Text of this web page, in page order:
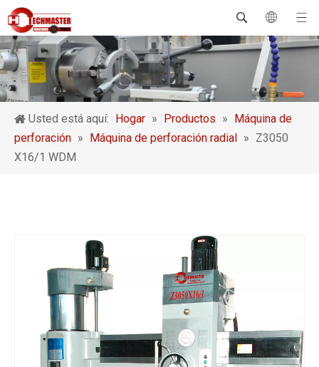
Usted está aquí: Hogar » Productos »
Máquina de
perforación » Máquina de perforación radial » Z3050
X16/1 WDM